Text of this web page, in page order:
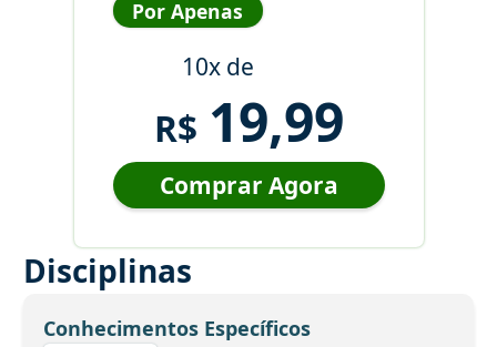
Por Apenas
10x de
R$ 19,99
Comprar Agora
Disciplinas
Conhecimentos Específicos